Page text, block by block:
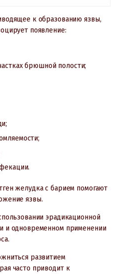
к образованию язвы,
появление:
брюшной полости;
желудка с барием помогают
язвы.
эрадикационной
и одновременном применении
развитием
часто приводит к